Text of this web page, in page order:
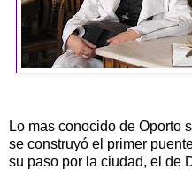
Lo mas conocido de Oporto
se construyó el primer
su paso por la ciudad, el de